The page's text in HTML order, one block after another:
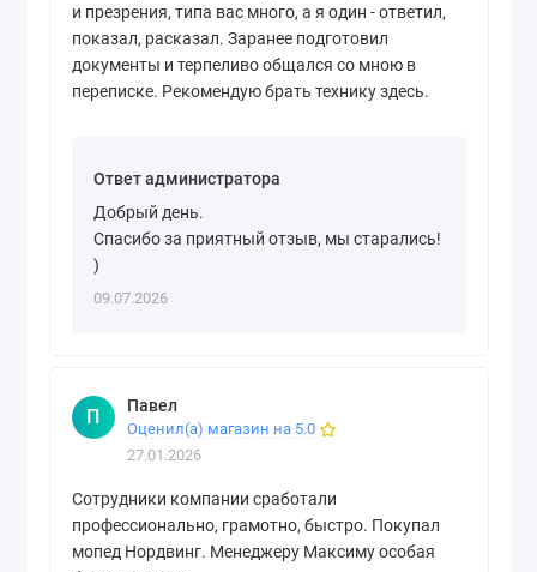
и презрения, типа вас много, а я один - ответил,
показал, расказал. Заранее подготовил
документы и терпеливо общался со мною в
переписке. Рекомендую брать технику здесь.
Ответ администратора
Добрый день.
Спасибо за приятный отзыв, мы старались!
)
09.07.2026
П Павел
Оценил(а) магазин на 5.0
27.01.2026
Сотрудники компании сработали
профессионально, грамотно, быстро. Покупал
мопед Нордвинг. Менеджеру Максиму особая